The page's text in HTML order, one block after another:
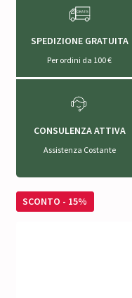
SPEDIZIONE GRATUITA
Per ordini da 100 €
CONSULENZA ATTIVA
Assistenza Costante
SCONTO - 15%